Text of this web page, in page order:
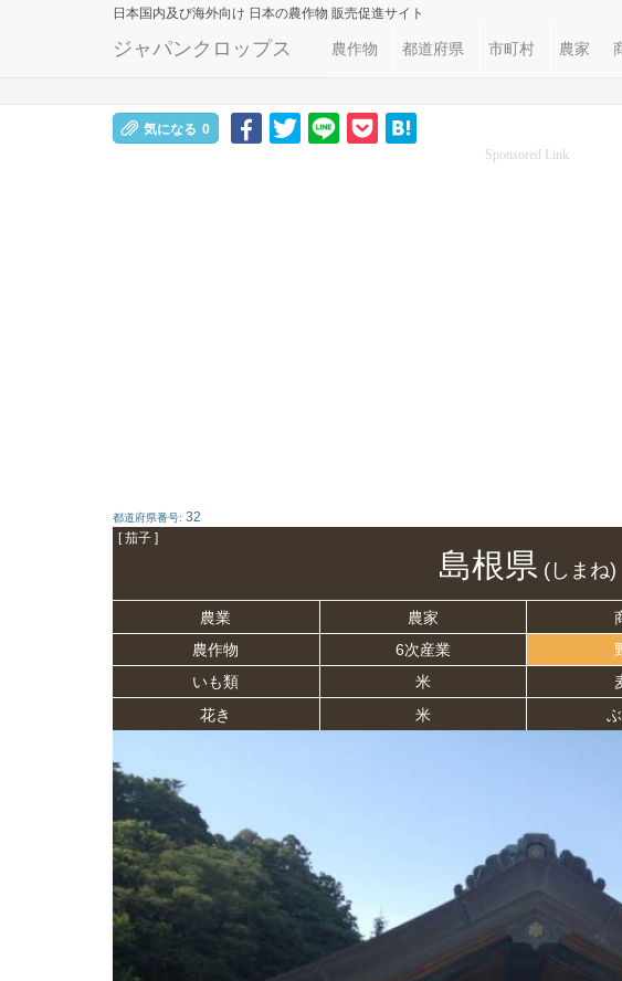
日本国内及び海外向け 日本の農作物 販売促進サイト
ジャパンクロップス 農作物 都道府県 市町村 農家
気になる 0
Sponsored Link
都道府県番号: 32
[ 茄子 ]
島根県(しまね)
農業 農家
農作物
6次産業
いも類
米
花き
米